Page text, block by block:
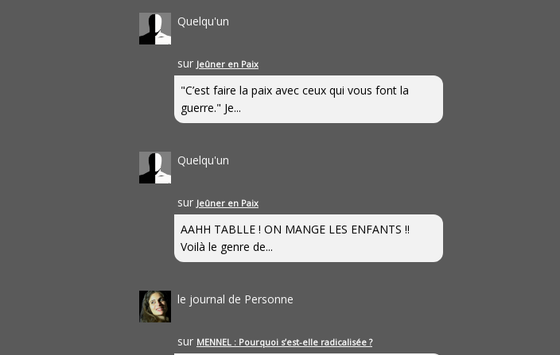
Quelqu'un
sur Jeûner en Paix
"C’est faire la paix avec ceux qui vous font la
guerre." Je...
Quelqu'un
sur Jeûner en Paix
AAHH TABLLE ! ON MANGE LES ENFANTS !!
Voilà le genre de...
le journal de Personne
sur MENNEL : Pourquoi s’est-elle radicalisée ?